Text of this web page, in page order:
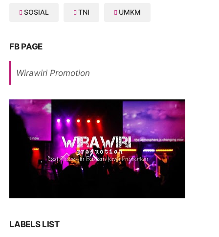
SOSIAL TNI UMKM
FB PAGE
Wirawiri Promotion
LABELS LIST